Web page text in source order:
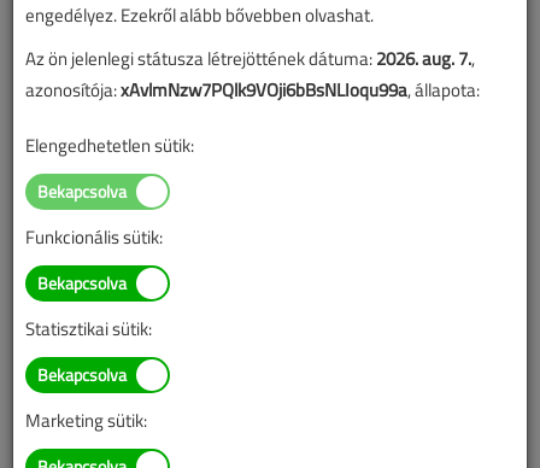
2021. decemberi lapszám vásárlása
A lapszám megvásárlásával korlátlan hozzáférést kap a
lapszámot. A sikeres online elektronikus fizetést követően
azonnal aktiválódik a hozzáférés a lapszámhoz. A
hozzáférése nem évül el.
A rendeléshez kérjük, lépjen be!
Illetve, ha még nem tette meg, kérjük, regisztráljon!
Tudnivalók az online lapszámvásárlásról
engedélyez. Ezekről alább bővebben olvashat.
Az ön jelenlegi státusza létrejöttének dátuma:2026. aug. 7.,
azonosítója:xAvlmNzw7PQlk9VOji6bBsNLIoqu99a, állapota:
Elengedhetetlen sütik:
Funkcionális sütik:
Statisztikai sütik:
Marketing sütik: